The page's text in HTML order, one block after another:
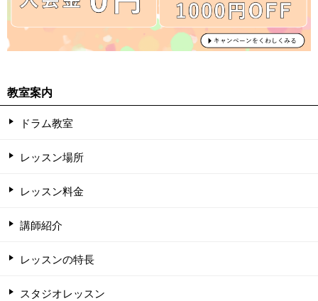
教室案内
ドラム教室
レッスン場所
レッスン料金
講師紹介
レッスンの特長
スタジオレッスン